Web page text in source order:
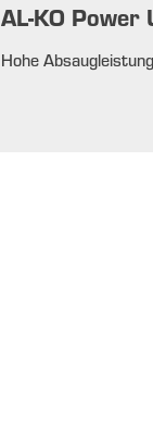
AL-KO
Hohe